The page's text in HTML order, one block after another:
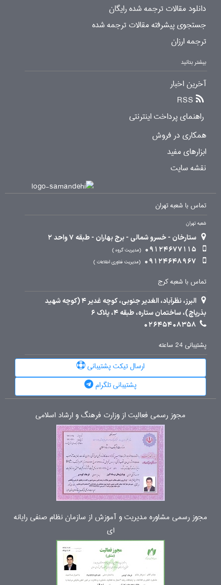
دانلود مقالات ترجمه شده رایگان
جستجوی پیشرفته مقالات ترجمه شده
ترجمه ارزان
بیشتر بدانید
آخرین اخبار
RSS
راهنمای پرداخت اینترنتی
همکاری در فروش
ابزارهای مفید
نقشه سایت
تماس با شعبه تهران
شعبه تهران
ستارخان - خسرو شمالی - برج بهاران - طبقه 7 واحد 2
09124677115
مدیریت گروه
09124648967 مدیریت فناوری اطلاعات
تماس با شعبه کرج
البرز، نظرآباد، الغدیر جنوبی، کوچه غدیر 4 (کوچه شهید
بذرپاچ)، ساختمان ستاره، طبقه 4، پلاک 6
02645408358
پشتیبانی 24 ساعته
ارسال تیکت پشتیبانی
پشتیبانی تلگرام
مجوز رسمی فعالیت از وزارت فرهنگ و ارشاد اسلامی
مجوز رسمی مشاوره مدیریت و آموزش از سازمان نظام صنفی رایانه
ای